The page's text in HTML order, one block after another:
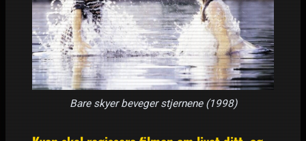
Bare skyer beveger stjernene (1998)